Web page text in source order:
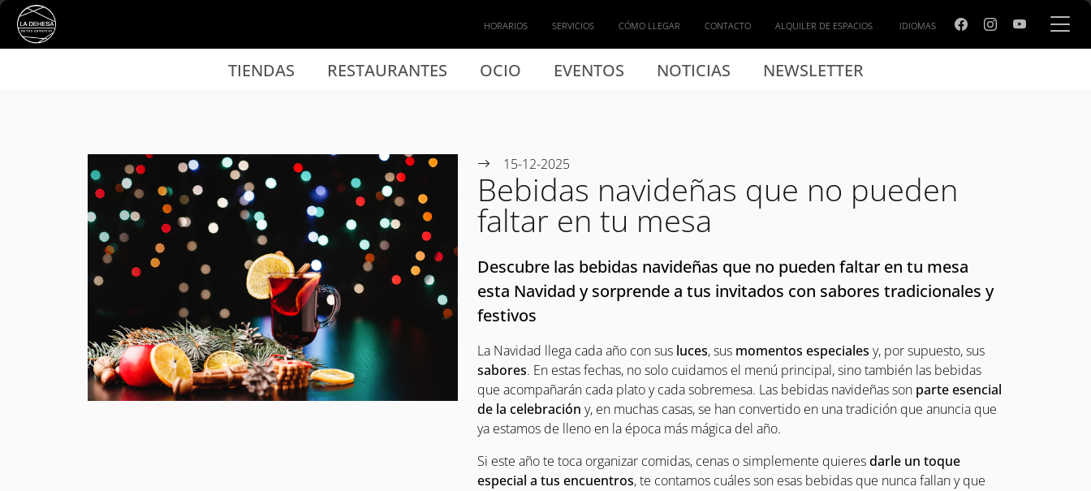
Ir al contenido principal
TIENDAS RESTAURANTES OCIO EVENTOS NOTICIAS NEWSLETTER
HORARIOS SERVICIOS CÓMO LLEGAR CONTACTO ALQUILER DE ESPACIOS IDIOMAS
15-12-2025
Bebidas navideñas que no pueden
faltar en tu mesa
Descubre las bebidas navideñas que no pueden faltar en tu mesa
esta Navidad y sorprende a tus invitados con sabores tradicionales y
festivos
La Navidad llega cada año con sus luces, sus momentos especiales y, por supuesto, sus
sabores. En estas fechas, no solo cuidamos el menú principal, sino también las bebidas
que acompañarán cada plato y cada sobremesa. Las bebidas navideñas son parte esencial
de la celebración y, en muchas casas, se han convertido en una tradición que anuncia que
ya estamos de lleno en la época más mágica del año.
Si este año te toca organizar comidas, cenas o simplemente quieresdarle un toque
especial a tus encuentros, te contamos cuáles son esas bebidas que nunca fallan y que